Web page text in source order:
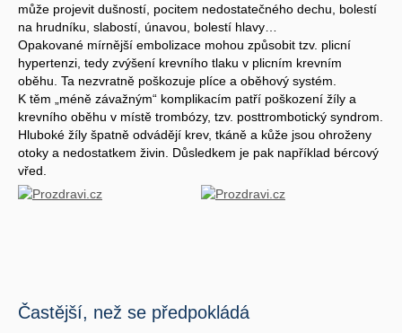
může projevit dušností, pocitem nedostatečného dechu, bolestí
na hrudníku, slabostí, únavou, bolestí hlavy…
Opakované mírnější embolizace mohou způsobit tzv. plicní
hypertenzi, tedy zvýšení krevního tlaku v plicním krevním
oběhu. Ta nezvratně poškozuje plíce a oběhový systém.
K těm „méně závažným“ komplikacím patří poškození žíly a
krevního oběhu v místě trombózy, tzv. posttrombotický syndrom.
Hluboké žíly špatně odvádějí krev, tkáně a kůže jsou ohroženy
otoky a nedostatkem živin. Důsledkem je pak například bércový
vřed.
Častější, než se předpokládá